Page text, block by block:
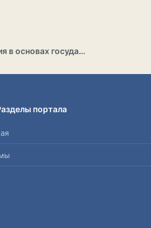
Раздел саморазвития в основах государственности
портала